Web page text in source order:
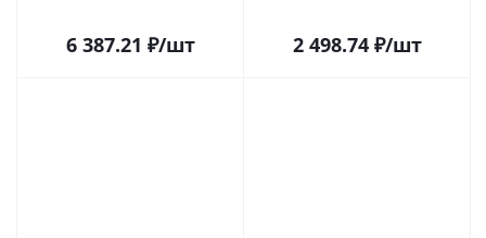
6 387.21 ₽/шт 2 498.74₽/шт